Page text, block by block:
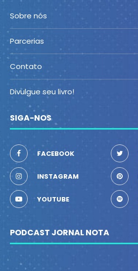
Sobre nós
Parcerias
Contato
Divulgue seu livro!
SIGA-NOS
FACEBOOK
INSTAGRAM
YOUTUBE
PODCAST JORNAL NOTA